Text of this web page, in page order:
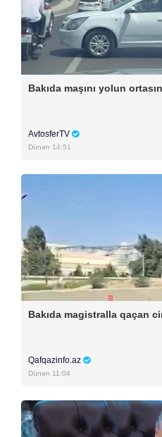
Bakıda maşını yolun
AvtosferTV
Dünən 14:51
Bakıda magistralla qaçan
Qafqazinfo.az
Dünən 11:04